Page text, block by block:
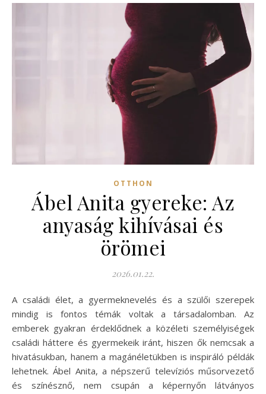
OTTHON
Ábel Anita gyereke: Az
anyaság kihívásai és
örömei
2026.01.22.
A családi élet, a gyermeknevelés és a szülői szerepek
mindig is fontos témák voltak a társadalomban. Az
emberek gyakran érdeklődnek a közéleti személyiségek
családi háttere és gyermekeik iránt, hiszen ők nemcsak a
hivatásukban, hanem a magánéletükben is inspiráló példák
lehetnek. Ábel Anita, a népszerű televíziós műsorvezető
és színésznő, nem csupán a képernyőn látványos